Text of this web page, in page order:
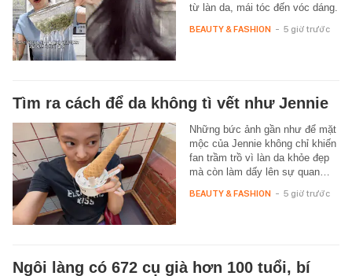
từ làn da, mái tóc đến vóc dáng.
BEAUTY & FASHION - 5 giờ trước
Tìm ra cách để da không tì vết như Jennie
Những bức ảnh gần như để mặt
mộc của Jennie không chỉ khiến
fan trầm trồ vì làn da khỏe đẹp
mà còn làm dấy lên sự quan…
BEAUTY & FASHION - 5 giờ trước
Ngôi làng có 672 cụ già hơn 100 tuổi, bí